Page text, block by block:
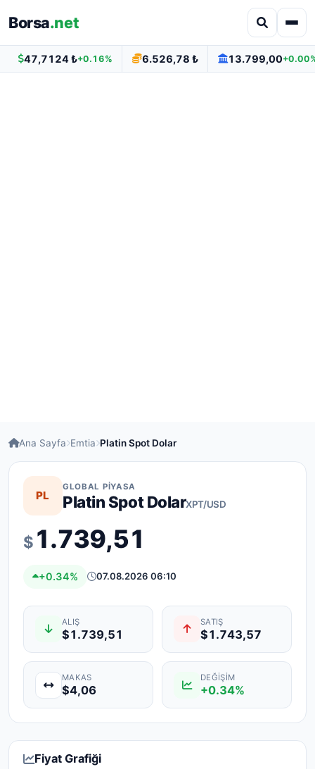
Borsa.net
47,7124 ₺+0.16% 6.526,78 ₺ 13.799,00
Ana Sayfa Emtia Platin Spot Dolar
PL
GLOBAL PIYASA
Platin Spot DolarXPT/USD
$ 1.739,51
+0.34% 07.08.2026 06:10
ALIŞ
$1.739,51
SATIŞ
$1.743,57
MAKAS
$4,06
DEĞIŞIM
+0.34%
Fiyat Grafiği